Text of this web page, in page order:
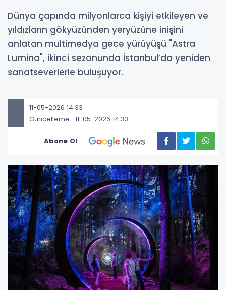
Dünya çapında milyonlarca kişiyi etkileyen ve
yıldızların gökyüzünden yeryüzüne inişini
anlatan multimedya gece yürüyüşü "Astra
Lumina", ikinci sezonunda İstanbul’da yeniden
sanatseverlerle buluşuyor.
11-05-2026 14:33
Güncelleme : 11-05-2026 14:33
Abone Ol